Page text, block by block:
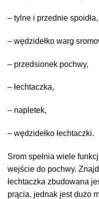
– tylne i przednie spoidła,
– wędzidełko warg
– przedsionek pochwy,
– łechtaczka,
– napletek,
– wędzidełko łechtaczki.
Srom spełnia wiele
wejście do pochwy.
łechtaczka zbudowana
prącia, jednak jest dużo